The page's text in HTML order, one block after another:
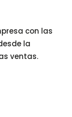
con las
la
ventas.